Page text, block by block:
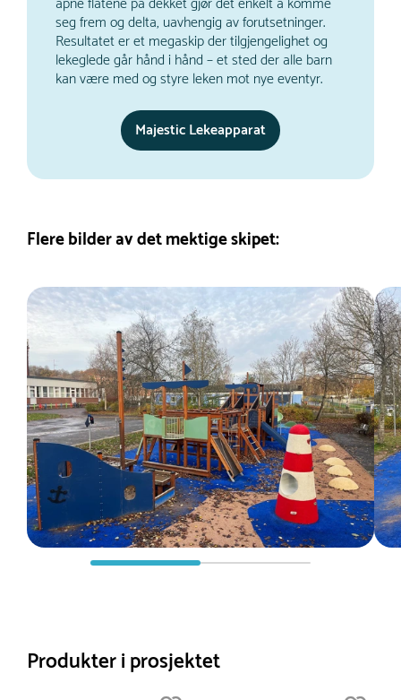
seg frem og delta, uavhengig av forutsetninger.
Resultatet er et megaskip der tilgjengelighet og
lekeglede går hånd i hånd – et sted der alle barn
kan være med og styre leken mot nye eventyr.
Majestic Lekeapparat
Flere bilder av det mektige skipet:
Produkter i prosjektet